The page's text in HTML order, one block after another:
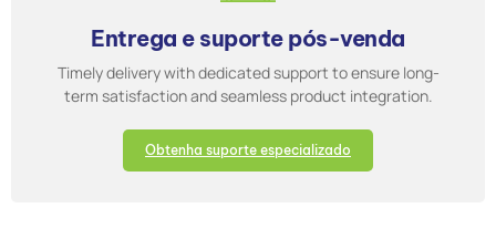
Entrega e suporte pós-venda
Timely delivery with dedicated support to ensure long-
term satisfaction and seamless product integration.
Obtenha suporte especializado